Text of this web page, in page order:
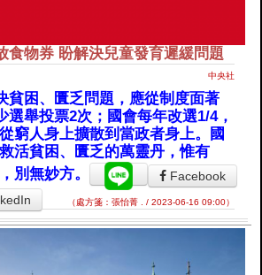
食物券 盼解決兒童發育遲緩問題
中央社
貧困、匱乏問題，應從制度面著
選舉投票2次；國會每年改選1/4，
窮人身上擴散到當政者身上。國
活貧困、匱乏的萬靈丹，惟有
別無妙方。
Facebook
（處方箋：張怡菁 . / 2023-06-16 09:00）